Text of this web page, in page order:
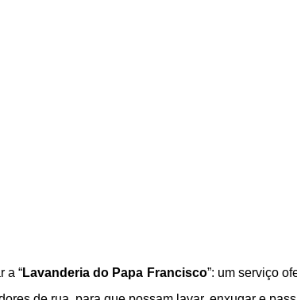
a “Lavanderia do Papa Francisco”: um serviço